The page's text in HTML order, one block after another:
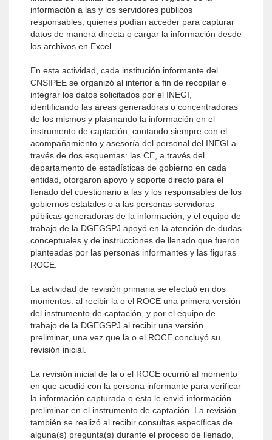
información a las y los servidores públicos
responsables, quienes podían acceder para capturar
datos de manera directa o cargar la información desde
los archivos en Excel.
En esta actividad, cada institución informante del
CNSIPEE se organizó al interior a fin de recopilar e
integrar los datos solicitados por el INEGI,
identificando las áreas generadoras o concentradoras
de los mismos y plasmando la información en el
instrumento de captación; contando siempre con el
acompañamiento y asesoría del personal del INEGI a
través de dos esquemas: las CE, a través del
departamento de estadísticas de gobierno en cada
entidad, otorgaron apoyo y soporte directo para el
llenado del cuestionario a las y los responsables de los
gobiernos estatales o a las personas servidoras
públicas generadoras de la información; y el equipo de
trabajo de la DGEGSPJ apoyó en la atención de dudas
conceptuales y de instrucciones de llenado que fueron
planteadas por las personas informantes y las figuras
ROCE.
La actividad de revisión primaria se efectuó en dos
momentos: al recibir la o el ROCE una primera versión
del instrumento de captación, y por el equipo de
trabajo de la DGEGSPJ al recibir una versión
preliminar, una vez que la o el ROCE concluyó su
revisión inicial.
La revisión inicial de la o el ROCE ocurrió al momento
en que acudió con la persona informante para verificar
la información capturada o esta le envió información
preliminar en el instrumento de captación. La revisión
también se realizó al recibir consultas específicas de
alguna(s) pregunta(s) durante el proceso de llenado,